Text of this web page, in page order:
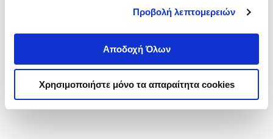
Προβολή λεπτομερειών
Αποδοχή Όλων
Χρησιμοποιήστε μόνο τα απαραίτητα cookies